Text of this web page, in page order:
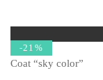
-21%
Coat “sky color”